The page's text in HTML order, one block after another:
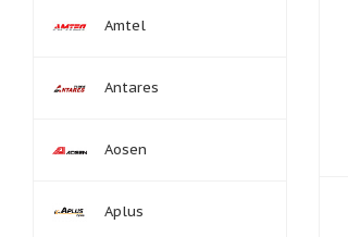
Amtel
Antares
Aosen
Aplus